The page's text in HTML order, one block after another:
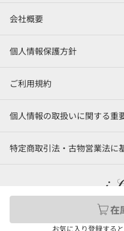
在
お気に入り登録する
会社概要
個人情報保護方針
ご利用規約
個人情報の取扱いに関する重
特定商取引法・古物営業法に